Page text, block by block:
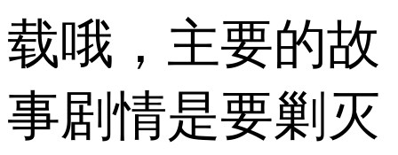
载哦，主要的故
事剧情是要剿灭